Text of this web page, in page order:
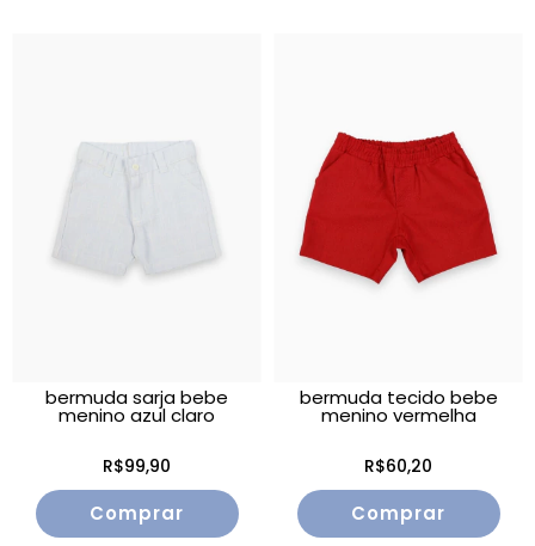
bermuda sarja bebe
menino azul claro
R$99,90
Comprar
bermuda tecido bebe
menino vermelha
R$60,20
Comprar